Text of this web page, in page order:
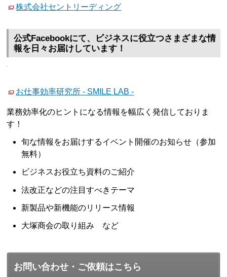
株式会社セントリーディング
公式Facebookにて、ビジネスに役立つさまざまな情
報を日々お届けしています！
お仕事効率研究所 - SMILE LAB -
業務効率化のヒントになる情報を幅広く発信しておりま
す！
旬な情報をお届けするイベント開催のお知らせ（参加
無料）
ビジネスお役立ち資料のご紹介
法改正などの注目すべきテーマ
新製品や新機能のリリース情報
大塚商会の取り組み など
お問い合わせ・ご依頼はこちら